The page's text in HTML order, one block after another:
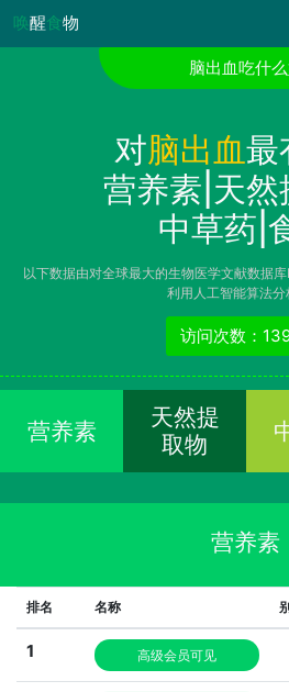
唤醒食物
脑出血吃什
对脑出血最
营养素|天然
中草药|
以下数据由对全球最大的生物医学文献数据
利用人工智能算法分
访问次数：
营养素
天然提
取物
营养素
排名 名称
1 高级会员可见